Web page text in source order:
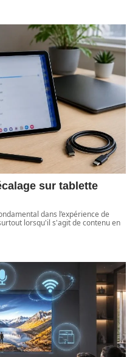
sur tablette
dans l’expérience de
lorsqu'il s'agit de contenu en